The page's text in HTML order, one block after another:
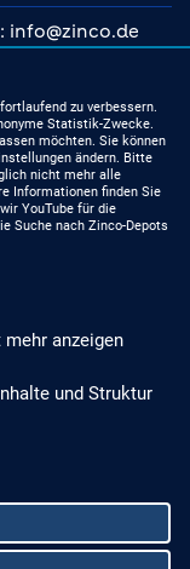
info@zinco.de
AUF DEM
STAND
zu verbessern.
Statistik-Zwecke.
möchten. Sie können
ändern. Bitte
nicht mehr alle
Informationen finden Sie
YouTube für die
Suche nach Zinco-Depots
anzeigen
und Struktur